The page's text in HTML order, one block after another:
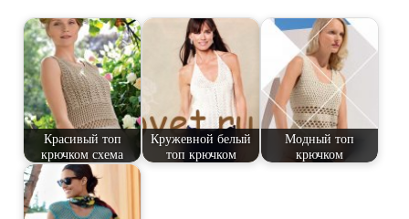
Красивый топ
крючком схема
Кружевной белый
топ крючком
Модный топ
крючком